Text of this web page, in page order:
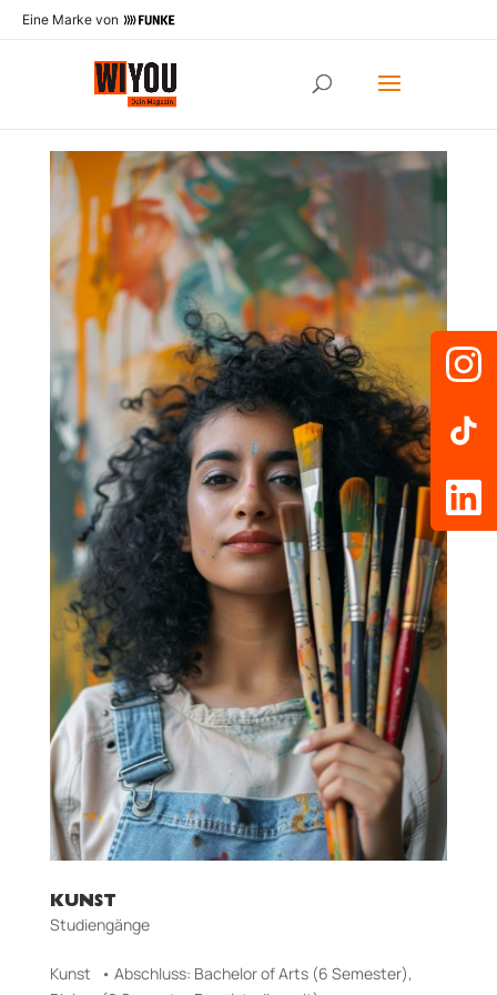
Eine Marke von
KUNST
Studiengänge
Kunst • Abschluss: Bachelor of Arts (6 Semester),